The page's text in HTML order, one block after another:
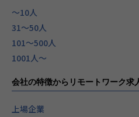
〜10人
31〜50人
101〜500人
1001人〜
会社の特徴からリモートワーク求
上場企業